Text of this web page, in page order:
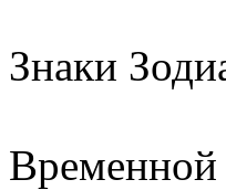
Знаки
Временной